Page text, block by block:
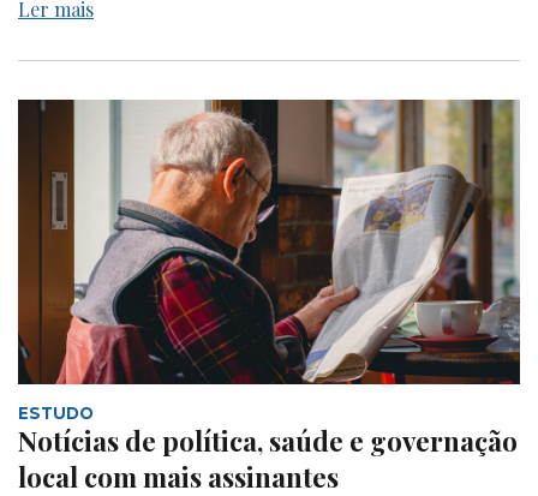
Ler mais
ESTUDO
Notícias de política, saúde e governação
local com mais assinantes